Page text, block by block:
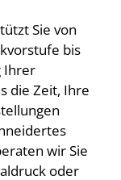
Sie von
bis
Ihrer
die Zeit, Ihre
wir Sie
oder